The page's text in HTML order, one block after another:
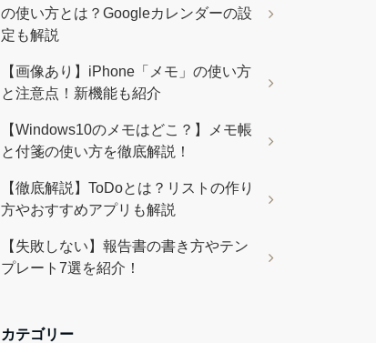
の使い方とは？Googleカレンダーの設
定も解説
【画像あり】iPhone「メモ」の使い方
と注意点！新機能も紹介
【Windows10のメモはどこ？】メモ帳
と付箋の使い方を徹底解説！
【徹底解説】ToDoとは？リストの作り
方やおすすめアプリも解説
【失敗しない】報告書の書き方やテン
プレート7選を紹介！
カテゴリー